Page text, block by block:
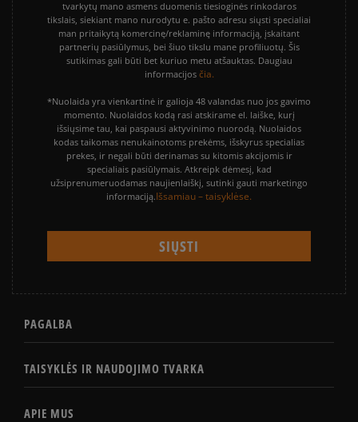
tvarkytų mano asmens duomenis tiesioginės rinkodaros
tikslais, siekiant mano nurodytu e. pašto adresu siųsti specialiai
man pritaikytą komercinę/reklaminę informaciją, įskaitant
partnerių pasiūlymus, bei šiuo tikslu mane profiliuotų. Šis
sutikimas gali būti bet kuriuo metu atšauktas. Daugiau
informacijos čia.
*Nuolaida yra vienkartinė ir galioja 48 valandas nuo jos gavimo
momento. Nuolaidos kodą rasi atskirame el. laiške, kurį
išsiųsime tau, kai paspausi aktyvinimo nuorodą. Nuolaidos
kodas taikomas nenukainotoms prekėms, išskyrus specialias
prekes, ir negali būti derinamas su kitomis akcijomis ir
specialiais pasiūlymais. Atkreipk dėmesį, kad
užsiprenumeruodamas naujienlaiškį, sutinki gauti marketingo
informaciją.Išsamiau – taisyklėse.
PAGALBA
TAISYKLĖS IR NAUDOJIMO TVARKA
APIE MUS